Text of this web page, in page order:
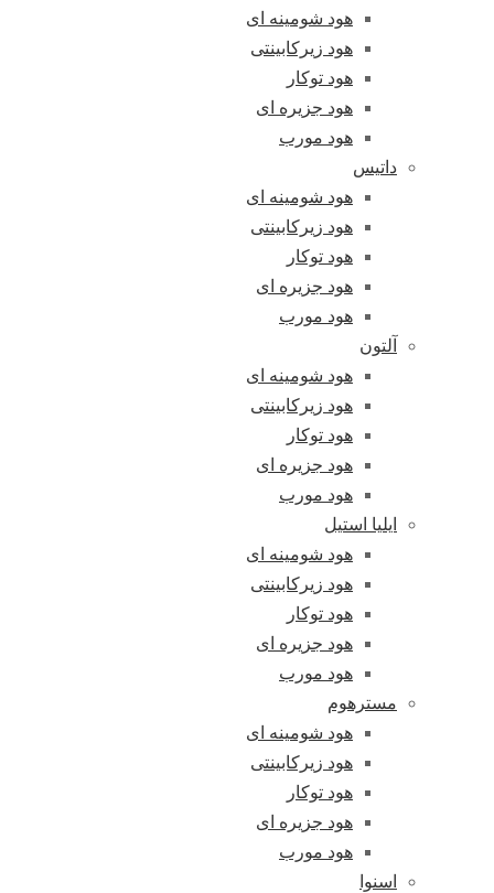
هود شومینه ای
هود زیرکابینتی
هود توکار
هود جزیره ای
هود مورب
داتیس
هود شومینه ای
هود زیرکابینتی
هود توکار
هود جزیره ای
هود مورب
آلتون
هود شومینه ای
هود زیرکابینتی
هود توکار
هود جزیره ای
هود مورب
ایلیا استیل
هود شومینه ای
هود زیرکابینتی
هود توکار
هود جزیره ای
هود مورب
مسترهوم
هود شومینه ای
هود زیرکابینتی
هود توکار
هود جزیره ای
هود مورب
اسنوا